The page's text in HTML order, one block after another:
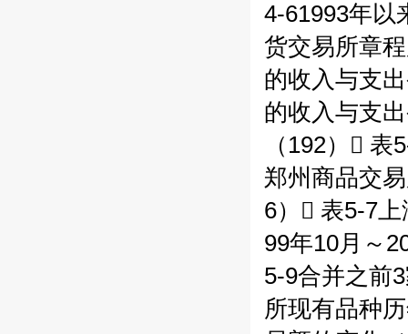
4-61993年以
货交易所章
的收入与支
的收入与支
（192）
郑州商品交
6） 表5-7
99年10月～
5-9合并之前
所现有品种